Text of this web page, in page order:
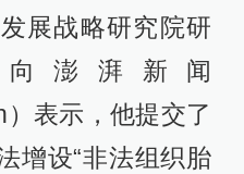
展战略研究院研
澎湃新闻
）表示，他提交了
增设“非法组织胎